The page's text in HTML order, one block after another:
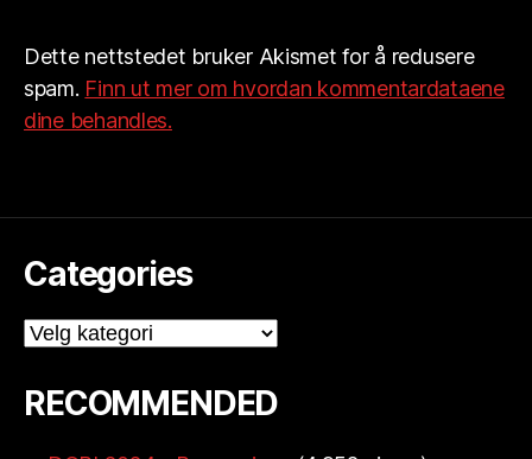
Dette nettstedet bruker Akismet for å redusere
spam. Finn ut mer om hvordan kommentardataene
dine behandles.
Categories
Categories
RECOMMENDED